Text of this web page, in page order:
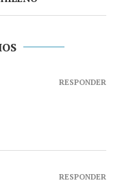
RESPONDER
RESPONDER